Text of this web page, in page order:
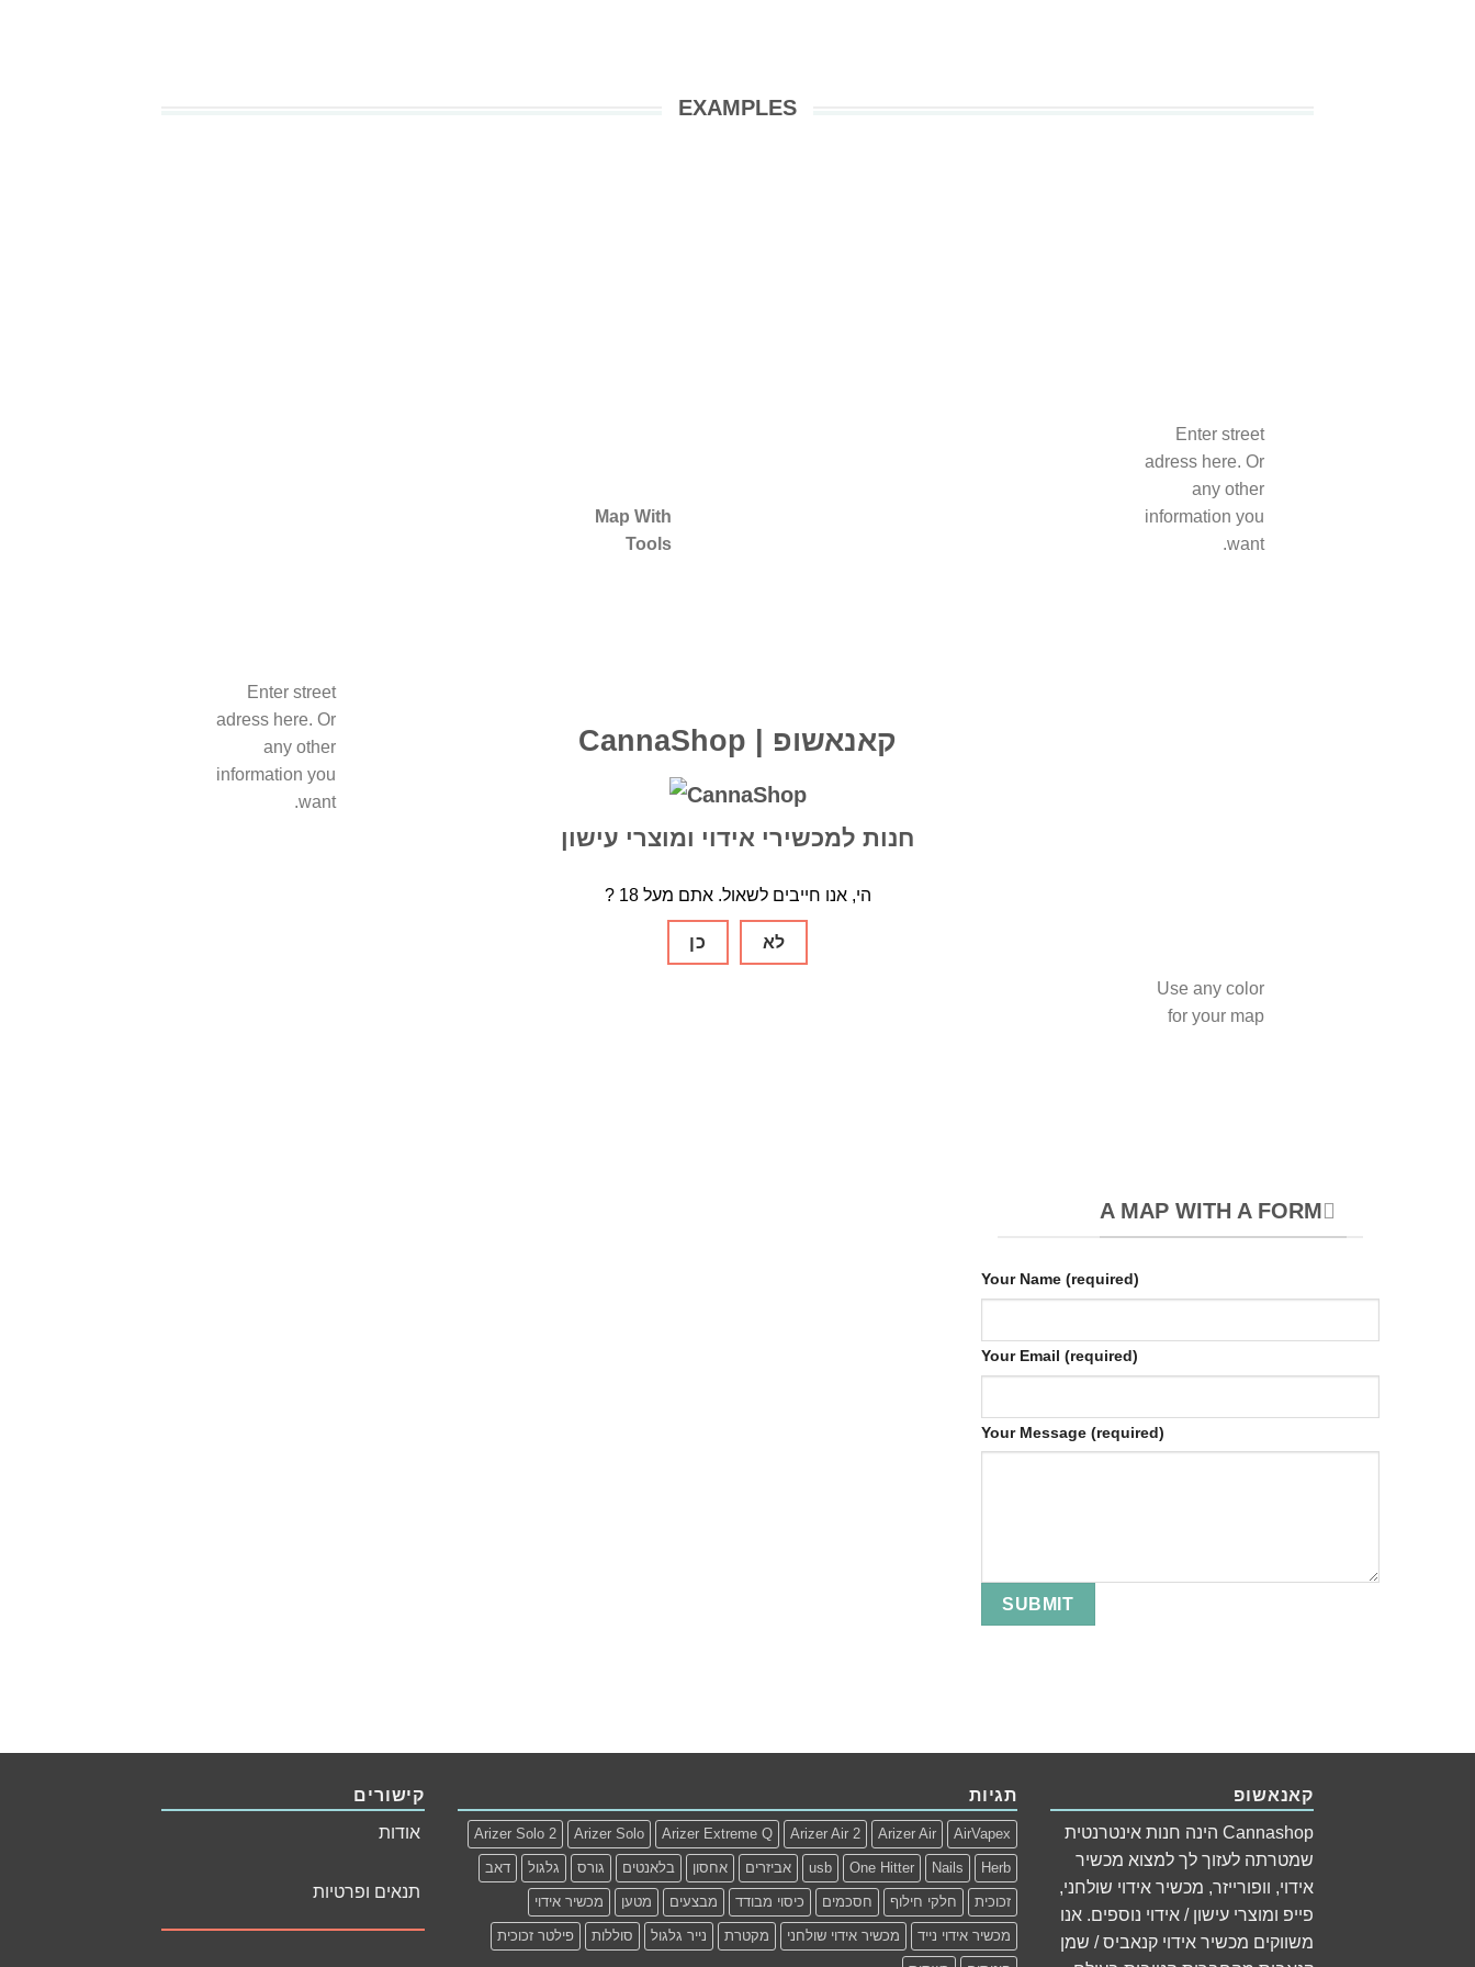
CannaShop | קאנאשופ
חנות למכשירי אידוי ומוצרי עישון
? הי, אנו חייבים לשאול. אתם מעל 18
כן לא
EXAMPLES
Enter street
adress here. Or
any other
information you
want.
Map With
Tools
Use any color
for your map
Enter street
adress here. Or
any other
information you
want.
A MAP WITH A FORM
Your Name (required)
Your Email (required)
Your Message (required)
קאנאשופ
Cannashop הינה חנות אינטרנטית
שמטרתה לעזוך לך למצוא מכשיר
אידוי, וופורייזר, מכשיר אידוי שולחני,
פייפ ומוצרי עישון / אידוי נוספים. אנו
משווקים מכשיר אידוי קנאביס / שמן
תגיות
AirVapex
Arizer Air
Arizer Air 2
Arizer Extreme Q
Arizer Solo
Arizer Solo 2
Herb
Nails
One Hitter
usb אביזרים אחסון בלאנטים גורס גלגול דאב
זכוכית חלקי חילוף חסכמים כיסוי מבודד מבצעים מטען מכשיר אידוי
מכשיר אידוי נייד מכשיר אידוי שולחני מקטרת נייר גלגול סוללות פילטר זכוכית
קישורים
אודות
תנאים ופרטיות